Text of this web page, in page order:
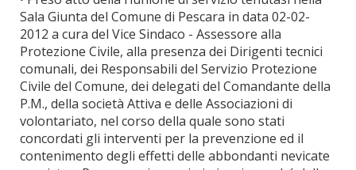
Sala Giunta del Comune di Pescara in data 02-02-
2012 a cura del Vice Sindaco - Assessore alla
Protezione Civile, alla presenza dei Dirigenti tecnici
comunali, dei Responsabili del Servizio Protezione
Civile del Comune, dei delegati del Comandante della
P.M., della società Attiva e delle Associazioni di
volontariato, nel corso della quale sono stati
concordati gli interventi per la prevenzione ed il
contenimento degli effetti delle abbondanti nevicate